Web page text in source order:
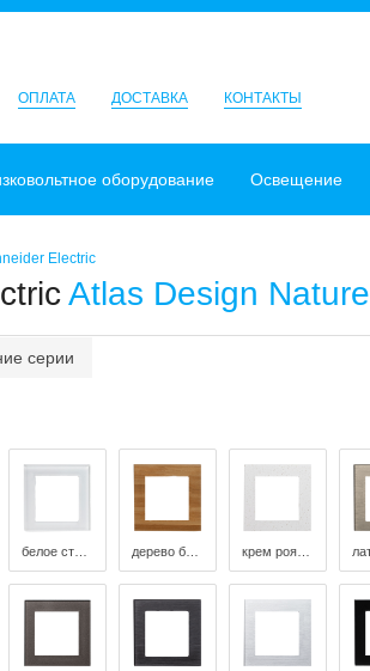
ОПЛАТА ДОСТАВКА КОНТАКТЫ
оборудование Освещение
Electric
Atlas Design Nature
серии